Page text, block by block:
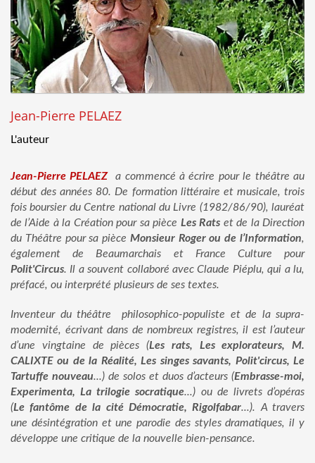
Jean-Pierre PELAEZ
L'auteur
Jean-Pierre PELAEZ
a commencé à écrire pour le théâtre au
début des années 80. De formation littéraire et musicale, trois
fois boursier du Centre national du Livre (1982/86/90), lauréat
de l’Aide à la Création pour sa pièce Les Rats et de la Direction
du Théâtre pour sa pièce Monsieur Roger ou de l’Information,
également de Beaumarchais et France Culture pour
Polit'Circus. Il a souvent collaboré avec Claude Piéplu, qui a lu,
préfacé, ou interprété plusieurs de ses textes.
Inventeur du théâtre philosophico-populiste et de la supra-
modernité, écrivant dans de nombreux registres, il est l’auteur
d’une vingtaine de pièces (Les rats, Les explorateurs, M.
CALIXTE ou de la Réalité, Les singes savants, Polit'circus, Le
Tartuffe nouveau...) de solos et duos d’acteurs (Embrasse-moi,
Experimenta, La trilogie socratique...) ou de livrets d’opéras
(Le fantôme de la cité Démocratie, Rigolfabar...). A travers
une désintégration et une parodie des styles dramatiques, il y
développe une critique de la nouvelle bien-pensance.